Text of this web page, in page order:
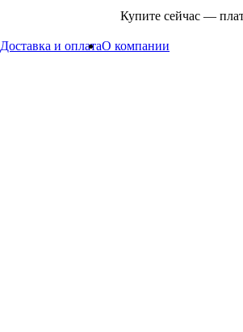
Купите сейчас —
Доставка и оплатаО компании